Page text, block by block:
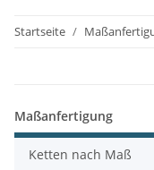
Startseite
Maßanfertigung
Ketten nach Maß